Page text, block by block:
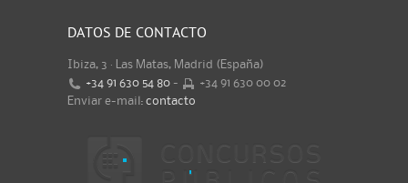
DATOS DE CONTACTO
Ibiza, 3 · Las Matas, Madrid (España)
+34 91 630 54 80 -
+34 91 630 00 02
Enviar e-mail: contacto